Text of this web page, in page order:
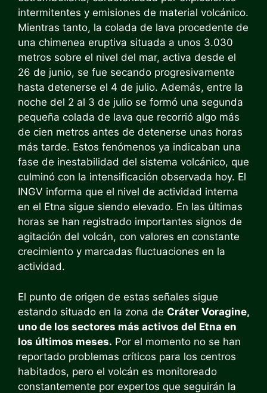
intermitentes y emisiones de material volcánico.
Mientras tanto, la colada de lava procedente de
una chimenea eruptiva situada a unos 3.030
metros sobre el nivel del mar, activa desde el
26 de junio, se fue secando progresivamente
hasta detenerse el 4 de julio. Además, entre la
noche del 2 al 3 de julio se formó una segunda
pequeña colada de lava que recorrió algo más
de cien metros antes de detenerse unas horas
más tarde. Estos fenómenos ya indicaban una
fase de inestabilidad del sistema volcánico, que
culminó con la intensificación observada hoy. El
INGV informa que el nivel de actividad interna
en el Etna sigue siendo elevado. En las últimas
horas se han registrado importantes signos de
agitación del volcán, con valores en constante
crecimiento y marcadas fluctuaciones en la
actividad.
El punto de origen de estas señales sigue
estando situado en la zona de Cráter Voragine,
uno de los sectores más activos del Etna en
los últimos meses. Por el momento no se han
reportado problemas críticos para los centros
habitados, pero el volcán es monitoreado
constantemente por expertos que seguirán la